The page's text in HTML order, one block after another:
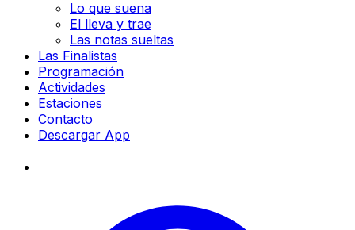
Lo que suena
El lleva y trae
Las notas sueltas
Las Finalistas
Programación
Actividades
Estaciones
Contacto
Descargar App